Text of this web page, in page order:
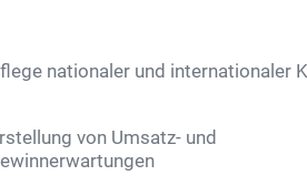
nationaler und internationaler
von Umsatz- und